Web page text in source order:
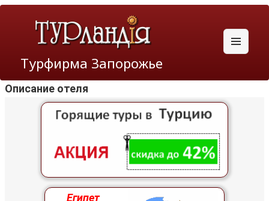
Турфирма Запорожье
виджеты
Описание отеля
Египет